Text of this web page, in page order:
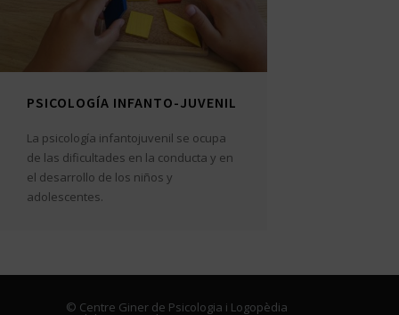
PSICOLOGÍA INFANTO-JUVENIL
La psicología infantojuvenil se ocupa
de las dificultades en la conducta y en
el desarrollo de los niños y
adolescentes.
© Centre Giner de Psicologia i Logopèdia